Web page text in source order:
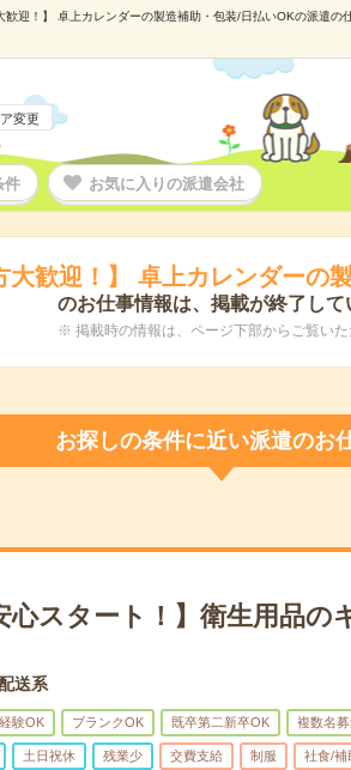
歓迎！】 卓上カレンダーの製造補助・包装/日払いOKの派遣
変更
件 お気に入りの派遣会社
大歓迎！】 卓上カレンダーの
のお仕事情報は、掲載が終了して
※ 掲載時の情報は、ページ下部からご覧いた
お探しの条件に近い派遣のお
心スタート！】衛生用品
送系
験OK ブランクOK 既卒第二新卒OK 複数名
土日祝休 残業少 交費支給 制服 社食/補